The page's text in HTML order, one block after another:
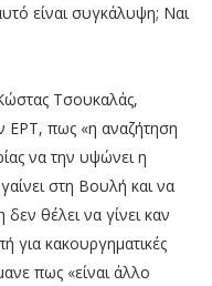
είναι συγκάλυψη; Ναι
Τσουκαλάς,
ΕΡΤ, πως «η αναζήτηση
να την υψώνει η
στη Βουλή και να
θέλει να γίνει καν
για κακουργηματικές
πως «είναι άλλο